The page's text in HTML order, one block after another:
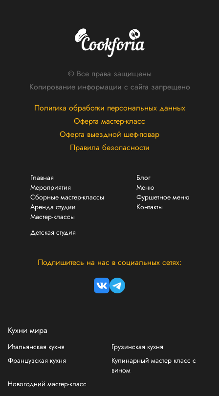
© Все права защищены
Копирование информации с сайта запрещено
Политика обработки персональных данных
Оферта мастер-класс
Оферта выездной шеф-повар
Правила безопасности
Главная
Мероприятия
Сборные мастер-классы
Аренда студии
Мастер-классы
Блог
Меню
Фуршетное меню
Контакты
Детская студия
Подпишитесь на нас в социальных сетях:
Кухни мира
Итальянская кухня
Грузинская кухня
Французская кухня
Кулинарный мастер класс с
вином
Новогодний мастер-класс